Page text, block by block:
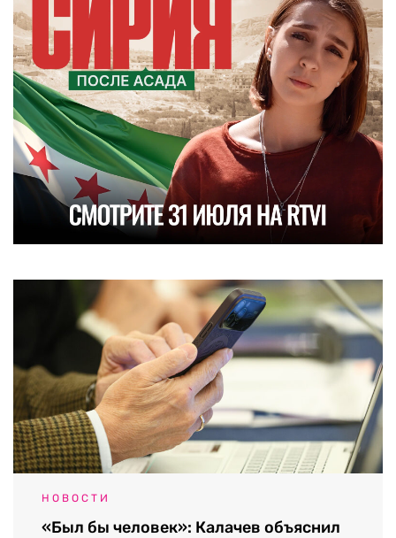
НОВОСТИ
«Был бы человек»: Калачев объяснил